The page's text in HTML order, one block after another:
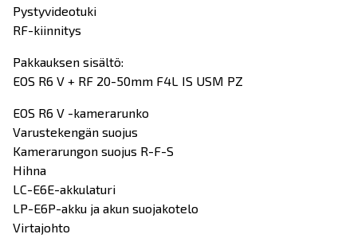
Pystyvideotuki
RF-kiinnitys
Pakkauksen sisältö:
EOS R6 V + RF 20-50mm F4L IS USM PZ
EOS R6 V -kamerarunko
Varustekengän suojus
Kamerarungon suojus R-F-S
Hihna
LC-E6E-akkulaturi
LP-E6P-akku ja akun suojakotelo
Virtajohto